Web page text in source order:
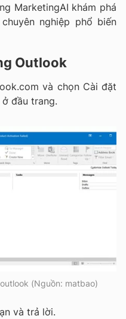
MarketingAI khám phá
nghiệp phổ biến
Outlook
và chọn Cài đặt
ở đầu trang.
(Nguồn: matbao)
và trả lời.